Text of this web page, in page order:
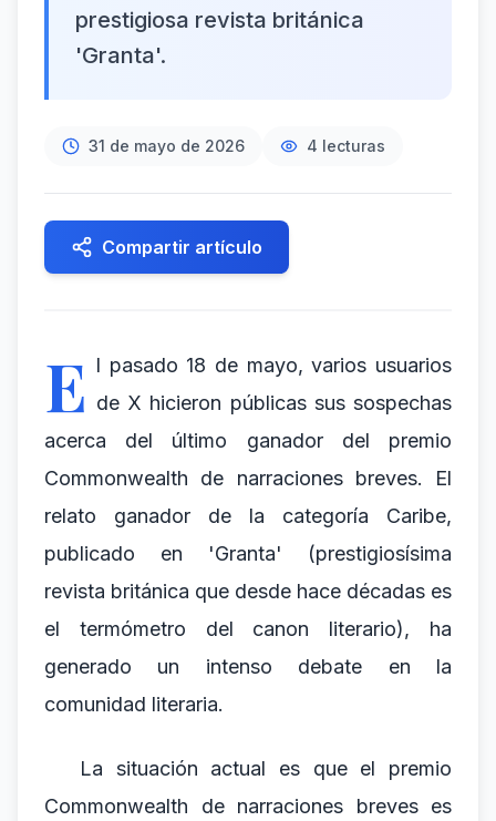
prestigiosa revista británica
'Granta'.
31 de mayo de 2026 4 lecturas
Compartir artículo
E l pasado 18 de mayo, varios usuarios
de X hicieron públicas sus sospechas
acerca del último ganador del premio
Commonwealth de narraciones breves. El
relato ganador de la categoría Caribe,
publicado en 'Granta' (prestigiosísima
revista británica que desde hace décadas es
el termómetro del canon literario), ha
generado un intenso debate en la
comunidad literaria.
La situación actual es que el premio
Commonwealth de narraciones breves es